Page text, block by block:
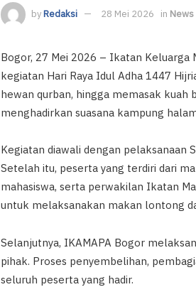
byRedaksi 28 Mei 2026 in News
Bogor, 27 Mei 2026 – Ikatan Keluarga
kegiatan Hari Raya Idul Adha 1447
hewan qurban, hingga memasak kuah
menghadirkan suasana kampung
Kegiatan diawali dengan pelaksanaan
Setelah itu, peserta yang terdiri dari
mahasiswa, serta perwakilan Ikatan
untuk melaksanakan makan lontong
Selanjutnya, IKAMAPA Bogor
pihak. Proses penyembelihan,
seluruh peserta yang hadir.